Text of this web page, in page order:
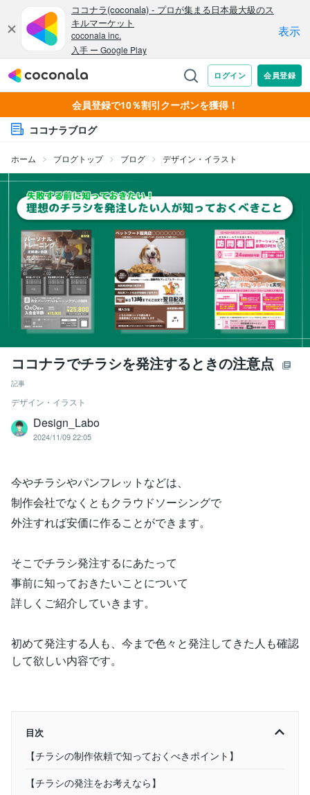
会員登録で10％割引クーポンを獲得！
ココナラブログ
ホーム ブログトップ ブログ デザイン・イラスト
ココナラでチラシを発注するときの注意点
記事
デザイン・イラスト
Design_Labo
2024/11/09 22:05
今やチラシやパンフレットなどは、
制作会社でなくともクラウドソーシングで
外注すれば安価に作ることができます。
そこでチラシ発注するにあたって
事前に知っておきたいことについて
詳しくご紹介していきます。
初めて発注する人も、今まで色々と発注してきた人も確認
して欲しい内容です。
目次
【チラシの制作依頼で知っておくべきポイント】
【チラシの発注をお考えなら】